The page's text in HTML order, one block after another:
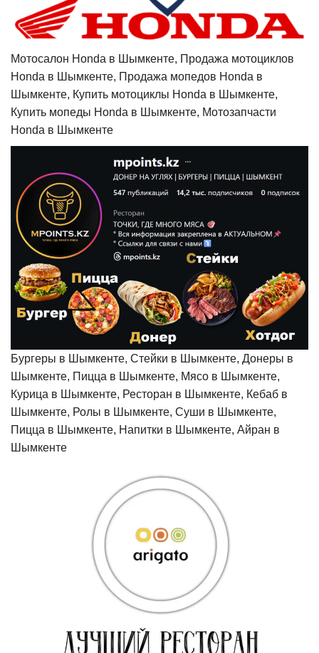
Мотосалон Honda в Шымкенте, Продажа мотоциклов
Honda в Шымкенте, Продажа мопедов Honda в
Шымкенте, Купить мотоциклы Honda в Шымкенте,
Купить мопеды Honda в Шымкенте, Мотозапчасти
Honda в Шымкенте
Бургеры в Шымкенте, Стейки в Шымкенте, Донеры в
Шымкенте, Пицца в Шымкенте, Мясо в Шымкенте,
Курица в Шымкенте, Ресторан в Шымкенте, Кебаб в
Шымкенте, Ролы в Шымкенте, Суши в Шымкенте,
Пицца в Шымкенте, Напитки в Шымкенте, Айран в
Шымкенте